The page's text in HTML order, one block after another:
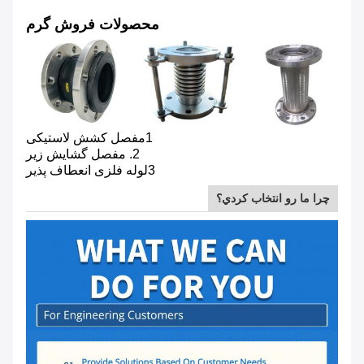
محصولات فروش گرم
1مفصل کشش لاستیکی
2. مفصل گشايش زير
3لوله فلزی انعطاف پذیر
چرا ما رو انتخاب کردي؟